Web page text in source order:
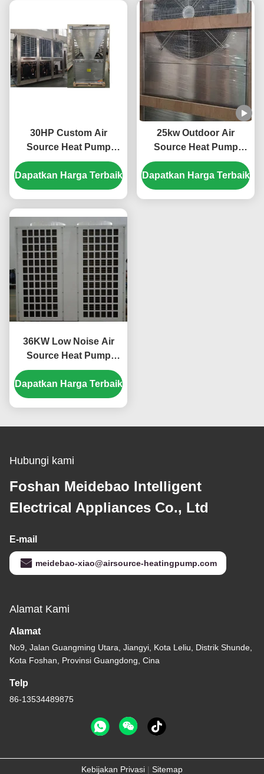
30HP Custom Air
Source Heat Pump
dengan R410A
Refrigerant dan Scroll
Compressor untuk
Dapatkan Harga Terbaik
25kw Outdoor Air
Source Heat Pump
System 304 Lembar
Bahan Logam
Dapatkan Harga Terbaik
36KW Low Noise Air
Source Heat Pump
dengan Scroll
Compressor untuk
aplikasi khusus
Dapatkan Harga Terbaik
Hubungi kami
Foshan Meidebao Intelligent
Electrical Appliances Co., Ltd
E-mail
meidebao-xiao@airsource-heatingpump.com
Alamat Kami
Alamat
No9, Jalan Guangming Utara, Jiangyi, Kota Leliu, Distrik Shunde,
Kota Foshan, Provinsi Guangdong, Cina
Telp
86-13534489875
Kebijakan Privasi | Sitemap